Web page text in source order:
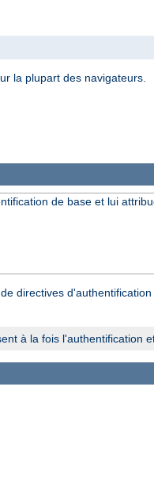
la plupart des navigateurs.
de base et lui
directives
à la fois l'authentification